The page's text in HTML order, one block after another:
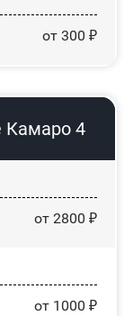
от 300 ₽
Камаро 4
от 2800 ₽
от 1000 ₽